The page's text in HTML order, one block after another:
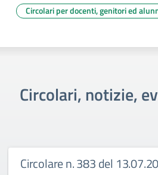
Circolari per docenti, genitori ed
Circolari, notizie,
Circolare n. 383 del